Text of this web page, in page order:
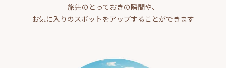
旅先のとっておきの瞬間や、
お気に入りのスポットをアップすることができます